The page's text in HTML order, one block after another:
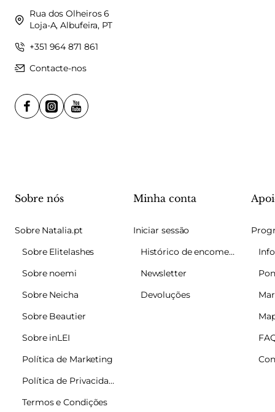
Rua dos Olheiros 6
Loja-A, Albufeira, PT
+351 964 871 861
Contacte-nos
Sobre nós
Sobre Natalia.pt
Sobre Elitelashes
Sobre noemi
Sobre Neicha
Sobre Beautier
Sobre inLEI
Política de Marketing
Política de Privacidade
Termos e Condições
Minha conta
Iniciar sessão
Histórico de encomendas
Newsletter
Devoluções